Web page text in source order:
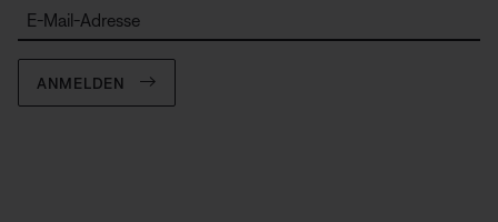
E-Mail-Adresse
ANMELDEN